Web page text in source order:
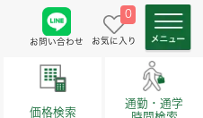
お問い合わせ
0
お気に入り
価格検索
通勤・通学